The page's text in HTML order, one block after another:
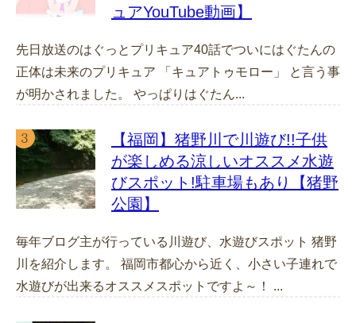
ュアYouTube動画】
先日放送のはぐっとプリキュア40話でついにはぐたんの
正体は未来のプリキュア 「キュアトゥモロー」 と言う事
が明かされました。 やっぱりはぐたん...
【福岡】猪野川で川遊び!!子供
が楽しめる涼しいオススメ水遊
びスポット!駐車場もあり【猪野
公園】
毎年ブログ主が行っている川遊び、水遊びスポット 猪野
川を紹介します。 福岡市都心から近く、小さい子連れで
水遊びが出来るオススメスポットですよ～！ ...